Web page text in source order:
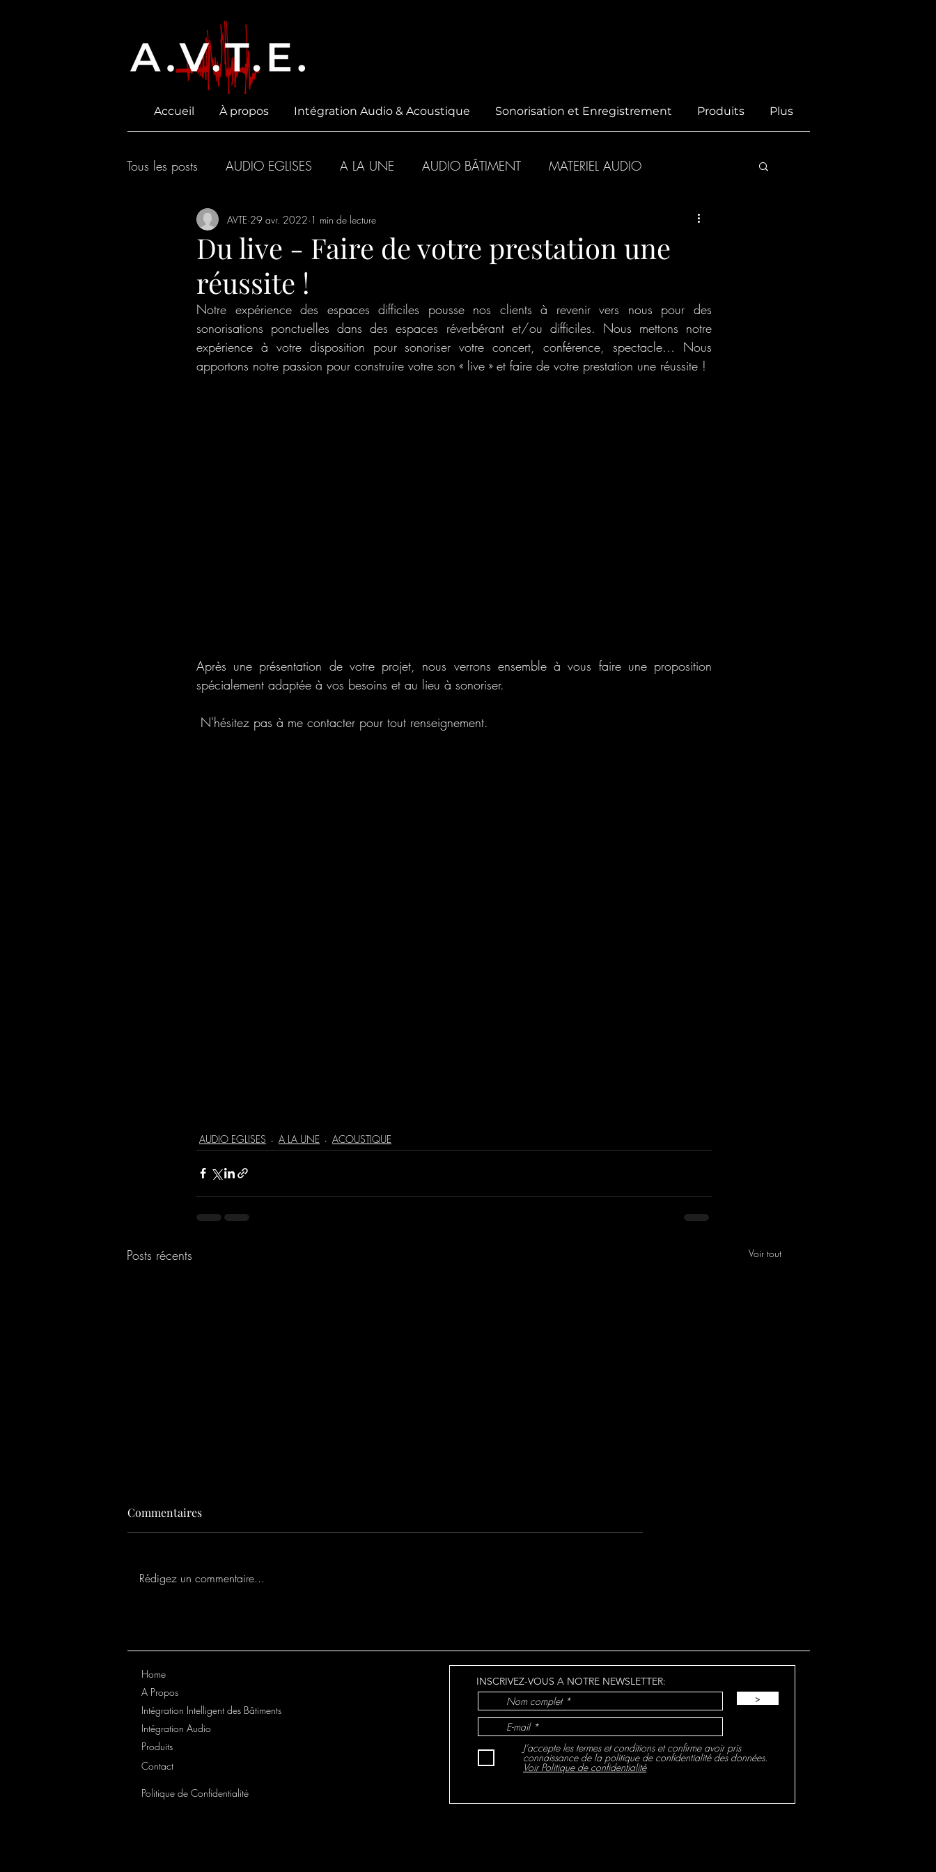
Accueil À propos Intégration Audio & Acoustique Sonorisation et Enregistrement Produits Plus
Tous les posts AUDIO EGLISES A LA UNE AUDIO BÂTIMENT MATERIEL AUDIO
ACOUSTIQUE
Du live - Faire de votre prestation une
réussite !
AVTE 29 avr. 2022 1 min de lecture
Notre expérience des espaces difficiles pousse nos clients à revenir vers nous pour des
sonorisations ponctuelles dans des espaces réverbérant et/ou difficiles. Nous mettons notre
expérience à votre disposition pour sonoriser votre concert, conférence, spectacle… Nous
apportons notre passion pour construire votre son « live » et faire de votre prestation une réussite !
Après une présentation de votre projet, nous verrons ensemble à vous faire une proposition
spécialement adaptée à vos besoins et au lieu à sonoriser.
N'hésitez pas à me contacter pour tout renseignement.
AUDIO EGLISES A LA UNE ACOUSTIQUE
Posts récents Voir tout
Commentaires
Rédigez un commentaire...
Home
A Propos
Intégration Intelligent des Bâtiments
Intégration Audio
Produits
Contact
Politique de Confidentialité
INSCRIVEZ-VOUS A NOTRE NEWSLETTER:
>
J’accepte les termes et conditions et confirme avoir pris
connaissance de la politique de confidentialité des données.
Voir Politique de confidentialité